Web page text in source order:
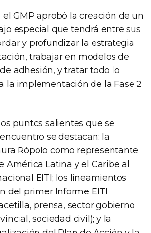
el GMP aprobó la creación de un
especial que tendrá entre sus
y profundizar la estrategia
trabajar en modelos de
adhesión, y tratar todo lo
la implementación de la Fase 2
puntos salientes que se
se destacan: la
Rópolo como representante
América Latina y el Caribe al
EITI; los lineamientos
del primer Informe EITI
prensa, sector gobierno
sociedad civil); y la